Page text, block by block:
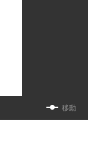
移動